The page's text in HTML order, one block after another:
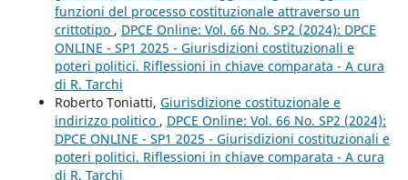
funzioni del processo costituzionale attraverso un
crittotipo , DPCE Online: Vol. 66 No. SP2 (2024): DPCE
ONLINE - SP1 2025 - Giurisdizioni costituzionali e
poteri politici. Riflessioni in chiave comparata - A cura
di R. Tarchi
Roberto Toniatti, Giurisdizione costituzionale e
indirizzo politico , DPCE Online: Vol. 66 No. SP2 (2024):
DPCE ONLINE - SP1 2025 - Giurisdizioni costituzionali e
poteri politici. Riflessioni in chiave comparata - A cura
di R. Tarchi